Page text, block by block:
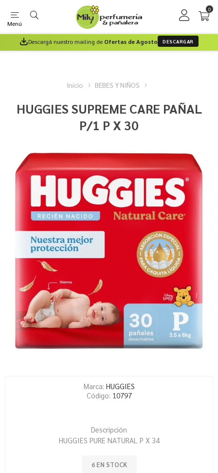
Menú
0
Descargá nuestro mailing de Ofertas de Agosto DESCARGAR
Inicio BEBES Y NIÑOS
HUGGIES SUPREME CARE PAÑAL
P/1 P X 30
Marca: HUGGIES
Código: 10797
Descripción
HUGGIES PURE NATURAL P X 34
6 EN STOCK